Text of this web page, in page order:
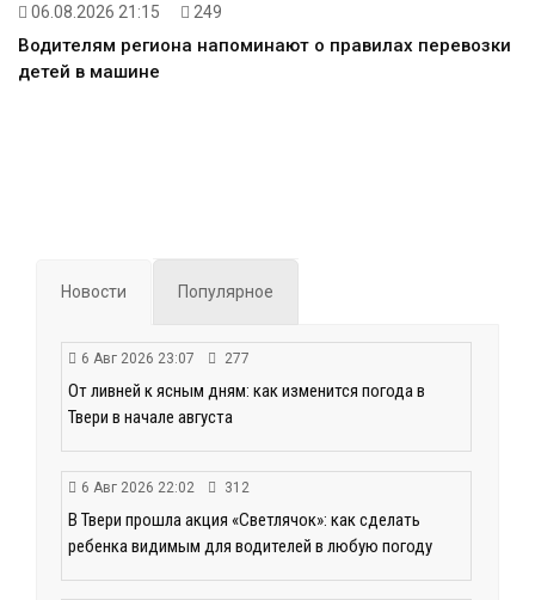
06.08.2026 21:15 249
Водителям региона напоминают о правилах перевозки
детей в машине
Новости Популярное
6 Авг 2026 23:07 277
От ливней к ясным дням: как изменится погода в
Твери в начале августа
6 Авг 2026 22:02 312
В Твери прошла акция «Светлячок»: как сделать
ребенка видимым для водителей в любую погоду